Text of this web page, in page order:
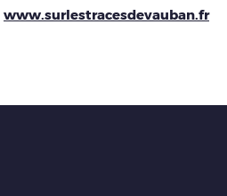
www.surlestracesdevauban.fr